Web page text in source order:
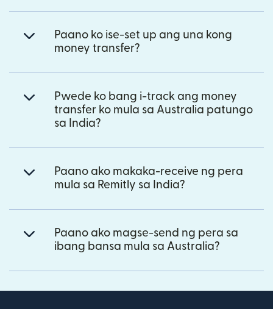
Paano ko ise-set up ang una kong
money transfer?
Pwede ko bang i-track ang money
transfer ko mula sa Australia patungo
sa India?
Paano ako makaka-receive ng pera
mula sa Remitly sa India?
Paano ako magse-send ng pera sa
ibang bansa mula sa Australia?